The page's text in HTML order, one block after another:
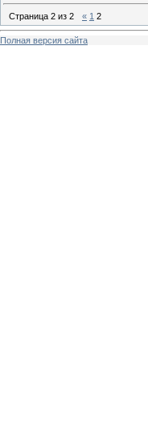
Страница 2 из 2 « 1 2
Полная версия сайта